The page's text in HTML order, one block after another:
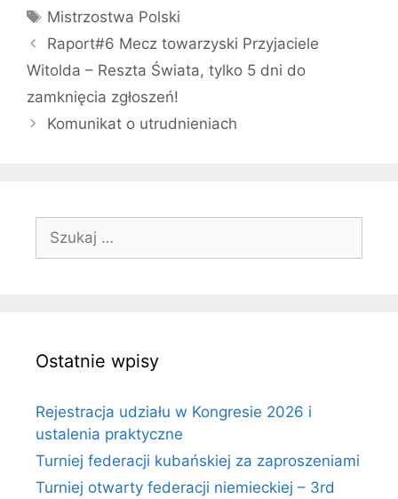
Tagi
Mistrzostwa Polski
Raport#6 Mecz towarzyski Przyjaciele
Witolda – Reszta Świata, tylko 5 dni do
zamknięcia zgłoszeń!
Komunikat o utrudnieniach
Ostatnie wpisy
Rejestracja udziału w Kongresie 2026 i
ustalenia praktyczne
Turniej federacji kubańskiej za zaproszeniami
Turniej otwarty federacji niemieckiej – 3rd